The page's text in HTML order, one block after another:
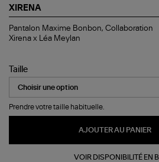
XIRENA
Pantalon
Maxime
Xirena
x
Léa
Meylan
Pantalon Maxime Bonbon, Collaboration
Xirena x Léa Meylan
Taille
Prendre votre taille habituelle.
AJOUTER AU PANIER
VOIR DISPONIBILITÉ EN